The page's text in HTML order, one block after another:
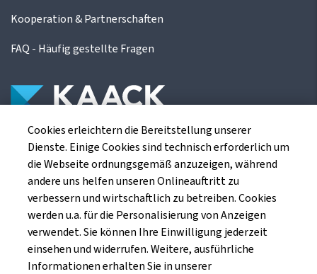
Kooperation & Partnerschaften
FAQ - Häufig gestellte Fragen
Die Kaack Terminhandel GmbH ist ein
Finanzdienstleistungsinstitut für die europäischen
Agrarterminbörsen.
Kaack Terminhandel GmbH
Am Markt 8
49661 Cloppenburg
Cookies erleichtern die Bereitstellung unserer
Dienste. Einige Cookies sind technisch erforderlich um
die Webseite ordnungsgemäß anzuzeigen, während
andere uns helfen unseren Onlineauftritt zu
verbessern und wirtschaftlich zu betreiben. Cookies
werden u.a. für die Personalisierung von Anzeigen
verwendet. Sie können Ihre Einwilligung jederzeit
einsehen und widerrufen. Weitere, ausführliche
Informationen erhalten Sie in unserer